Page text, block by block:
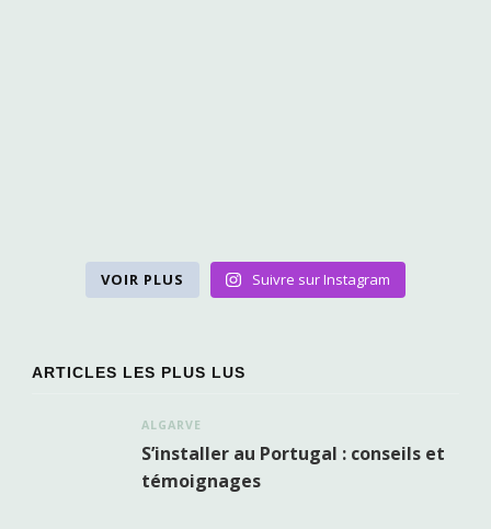
VOIR PLUS Suivre sur Instagram
ARTICLES LES PLUS LUS
ALGARVE
S’installer au Portugal : conseils et
témoignages